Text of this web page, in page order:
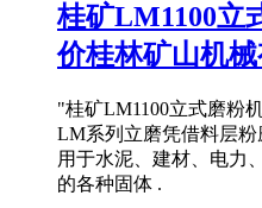
桂矿LM1100立
价桂林矿山机械
"桂矿LM1100立式磨粉
LM系列立磨凭借料层
用于水泥、建材、电力
的各种固体 .